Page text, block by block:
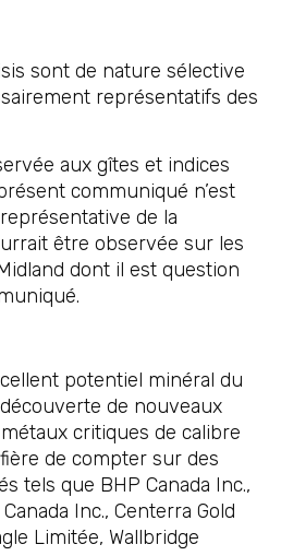
sont de nature sélective
représentatifs des
aux gîtes et indices
communiqué n’est
de la
être observée sur les
dont il est question
potentiel minéral du
de nouveaux
critiques de calibre
de compter sur des
tels que BHP Canada Inc.,
Inc., Centerra Gold
Limitée, Wallbridge